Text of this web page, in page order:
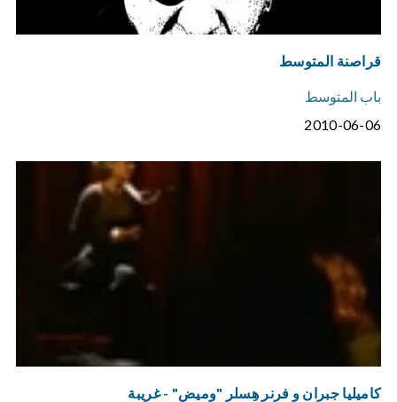
قراصنة المتوسط
باب المتوسط
2010-06-06
كاميليا جبران و فرنر هِسلر "وميض" - غريبة